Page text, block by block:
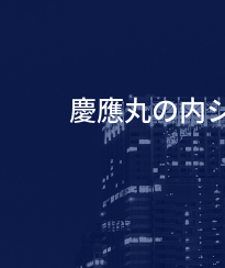
慶應丸の内